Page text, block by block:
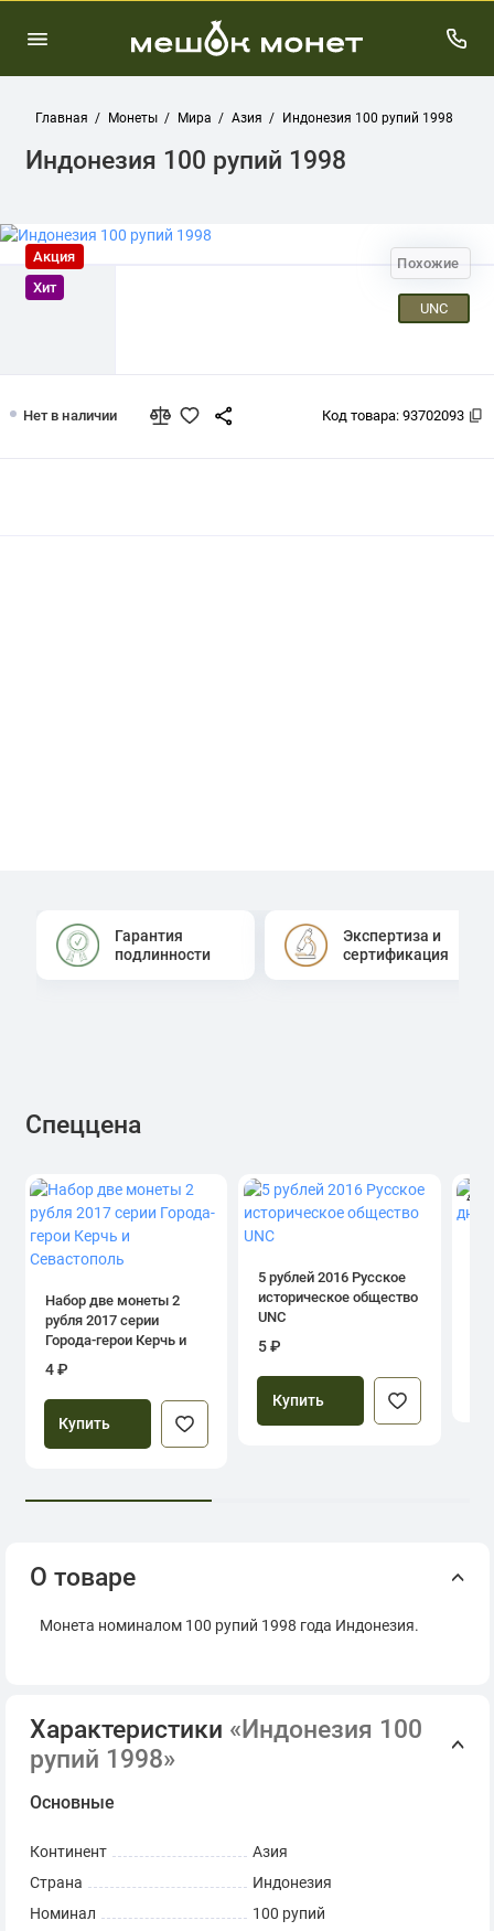
Главная Монеты Мира Азия Индонезия 100 рупий 1998
Индонезия 100 рупий 1998
Похожие
UNC
Акция
Хит
Нет в наличии Код товара: 93702093
Гарантия
подлинности
Экспертиза и
сертификация
Спеццена
Набор две монеты 2
рубля 2017 серии
Города-герои Керчь и
Севастополь
4 ₽
Купить
5 рублей 2016 Русское
историческое общество
UNC
5 ₽
Купить
4.0
О товаре
Монета номиналом 100 рупий 1998 года Индонезия.
Характеристики «Индонезия 100
рупий 1998»
Основные
Континент
Азия
Страна
Индонезия
Номинал
100 рупий